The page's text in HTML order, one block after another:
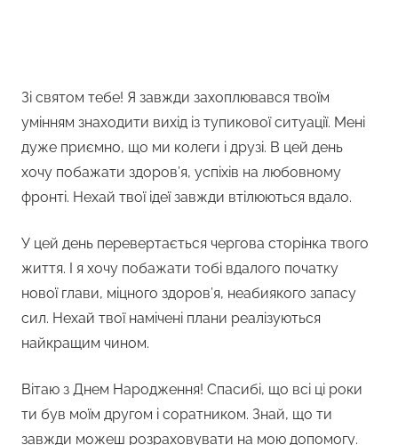
Зі святом тебе! Я завжди захоплювався твоїм
умінням знаходити вихід із тупикової ситуації. Мені
дуже приємно, що ми колеги і друзі. В цей день
хочу побажати здоров’я, успіхів на любовному
фронті. Нехай твої ідеї завжди втілюються вдало.
У цей день перевертається чергова сторінка твого
життя. І я хочу побажати тобі вдалого початку
нової глави, міцного здоров’я, неабиякого запасу
сил. Нехай твої намічені плани реалізуються
найкращим чином.
Вітаю з Днем Народження! Спасибі, що всі ці роки
ти був моїм другом і соратником. Знай, що ти
завжди можеш розраховувати на мою допомогу.